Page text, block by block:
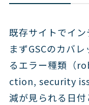
既存サイトでイ
まずGSCのカバ
るエラー種類（
ction, security
減が見られる日